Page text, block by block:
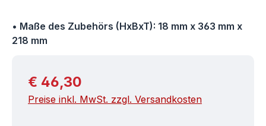
• Maße des Zubehörs (HxBxT): 18 mm x 363 mm x
218 mm
Regulärer Preis:
€ 46,30
Preise inkl. MwSt. zzgl. Versandkosten